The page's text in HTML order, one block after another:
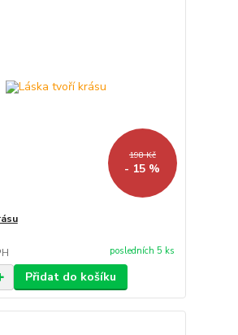
198 Kč
- 15 %
posledních 5 ks
Přidat do košíku